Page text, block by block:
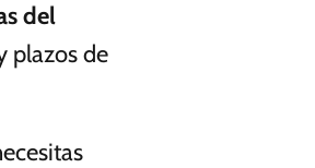
del
plazos de